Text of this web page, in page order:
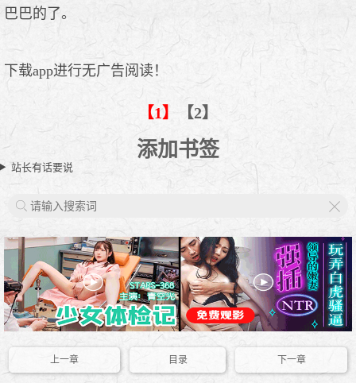
巴巴的了。
下载app进行无广告阅读！
【1】 【2】
添加书签
站长有话要说
上一章 目录 下一章